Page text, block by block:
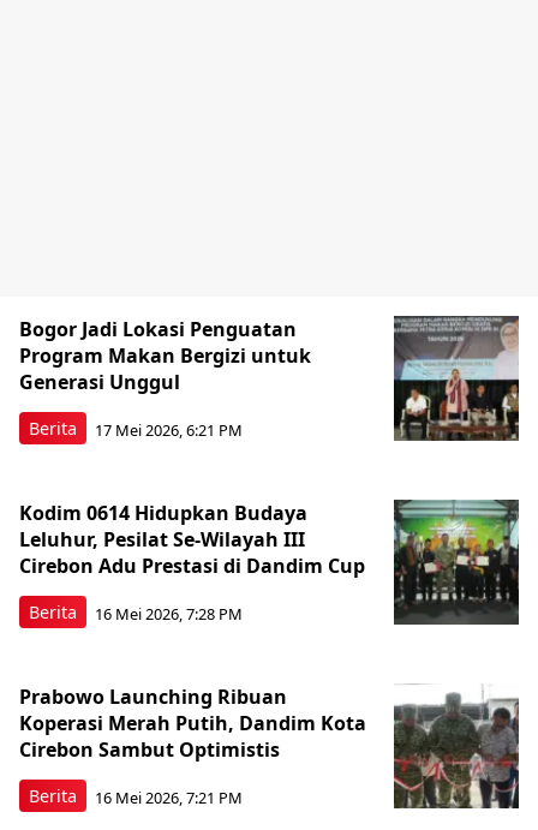
Berita
Bogor Jadi Lokasi Penguatan
Program Makan Bergizi untuk
Generasi Unggul
17 Mei 2026, 6:21 PM
Berita
Kodim 0614 Hidupkan Budaya
Leluhur, Pesilat Se-Wilayah III
Cirebon Adu Prestasi di Dandim Cup
16 Mei 2026, 7:28 PM
Berita
Prabowo Launching Ribuan
Koperasi Merah Putih, Dandim Kota
Cirebon Sambut Optimistis
16 Mei 2026, 7:21 PM